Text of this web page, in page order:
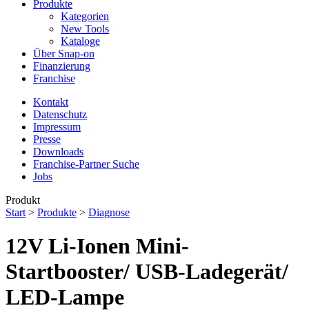
Produkte
Kategorien
New Tools
Kataloge
Über Snap-on
Finanzierung
Franchise
Kontakt
Datenschutz
Impressum
Presse
Downloads
Franchise-Partner Suche
Jobs
Produkt
Start > Produkte > Diagnose
12V Li-Ionen Mini-
Startbooster/ USB-Ladegerät/
LED-Lampe